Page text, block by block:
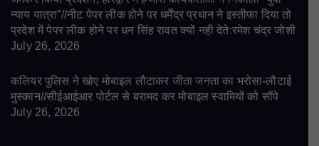
न्याय यात्रा”//नीट पेपर लीक होने पर धर्मेंद्र प्रधान ने इस्तीफा दिया तो
प्रदेश में पेपर लीक होने पर धन सिंह रावत क्यों नही देते:रमेश चंद्र जोशी
July 26, 2026
कलियर पुलिस ने खोए मोबाइल लौटाकर जीता जनता का भरोसा-लौटाई
मुस्कान//सीईआईआर पोर्टल से बरामद कर मोबाइल स्वामियों को सौंपे
July 26, 2026